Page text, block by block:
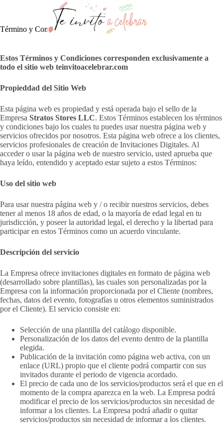
Término y Condiciones
Estos Términos y Condiciones corresponden exclusivamente a
todo el sitio web teinvitoacelebrar.com
Propieddad del Sitio Web
Esta página web es propiedad y está operada bajo el sello de la
Empresa Stratos Stores LLC. Estos Términos establecen los términos
y condiciones bajo los cuales tu puedes usar nuestra página web y
servicios ofrecidos por nosotros. Esta página web ofrece a los clientes,
servicios profesionales de creación de Invitaciones Digitales. Al
acceder o usar la página web de nuestro servicio, usted aprueba que
haya leído, entendido y aceptado estar sujeto a estos Términos:
Uso del sitio web
​Para usar nuestra página web y / o recibir nuestros servicios, debes
tener al menos 18 años de edad, o la mayoría de edad legal en tu
jurisdicción, y poseer la autoridad legal, el derecho y la libertad para
participar en estos Términos como un acuerdo vinculante.
Descripción del servicio
La Empresa ofrece invitaciones digitales en formato de página web
(desarrollado sobre plantillas), las cuales son personalizadas por la
Empresa con la información proporcionada por el Cliente (nombres,
fechas, datos del evento, fotografías u otros elementos suministrados
por el Cliente). El servicio consiste en:
Selección de una plantilla del catálogo disponible.
Personalización de los datos del evento dentro de la plantilla
elegida.
Publicación de la invitación como página web activa, con un
enlace (URL) propio que el cliente podrá compartir con sus
invitados durante el periodo de vigencia acordado.
El precio de cada uno de los servicios/productos será el que en el
momento de la compra aparezca en la web. La Empresa podrá
modificar el precio de los servicios/productos sin necesidad de
informar a los clientes. La Empresa podrá añadir o quitar
servicios/productos sin necesidad de informar a los clientes.